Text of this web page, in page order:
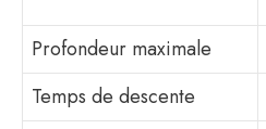
Profondeur maximale
Temps de descente